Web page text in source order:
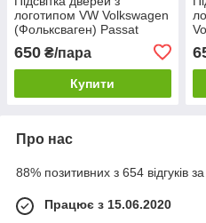
логотипом VW Volkswagen
(Фольксваген) Passat
Tiguan Touareg CC Sharan
Golf Jetta
650 ₴/пара
Купити
Про нас
88% позитивних з 654 відгуків за
Працює з 15.06.2020